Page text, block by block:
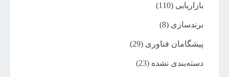
بازاریابی (110)
برندسازی (8)
پیشگامان فناوری (29)
دسته‌بندی نشده (23)